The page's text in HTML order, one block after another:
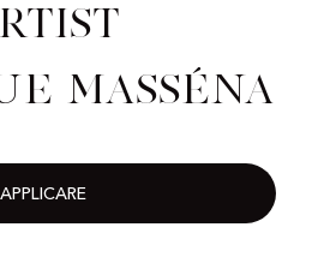
Masséna
APPLICARE